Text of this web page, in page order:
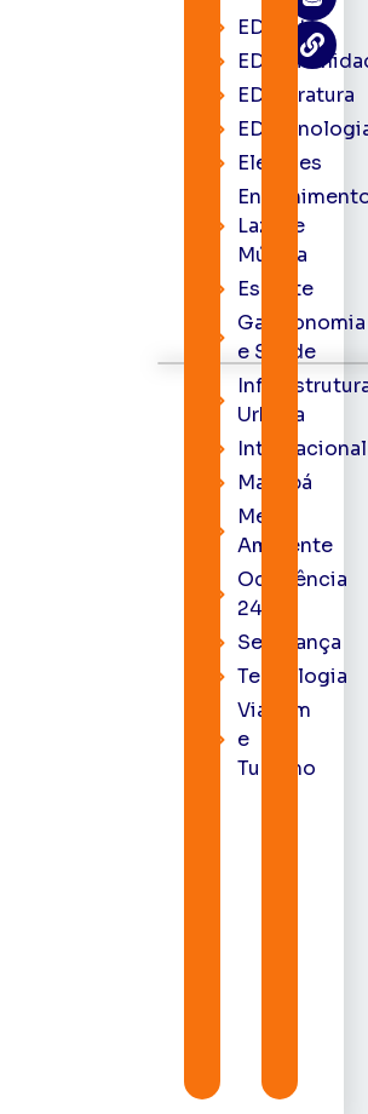
»
de
»
de
de
»
a
para
de
»
EDcast
EDliteratura
Eleições
Lazer e
Música
Esporte
Gastronomia
e Saúde
Urbana
Internacional
Macapá
Meio
Ambiente
Ocorrência
24h
Segurança
Tecnologia
Viagem
e
Turismo